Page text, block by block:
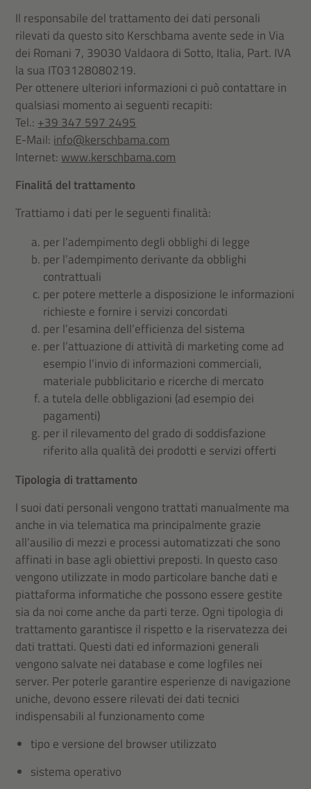
Il responsabile del trattamento dei dati personali
rilevati da questo sito Kerschbama avente sede in Via
dei Romani 7, 39030 Valdaora di Sotto, Italia, Part. IVA
la sua IT03128080219.
Per ottenere ulteriori informazioni ci può contattare in
qualsiasi momento ai seguenti recapiti:
Tel.: +39 347 597 2495
E-Mail: info@kerschbama.com
Internet: www.kerschbama.com
Finalitá del trattamento
Trattiamo i dati per le seguenti finalità:
per l’adempimento degli obblighi di legge
per l’adempimento derivante da obblighi
contrattuali
per potere metterle a disposizione le informazioni
richieste e fornire i servizi concordati
per l’esamina dell’efficienza del sistema
per l’attuazione di attività di marketing come ad
esempio l’invio di informazioni commerciali,
materiale pubblicitario e ricerche di mercato
a tutela delle obbligazioni (ad esempio dei
pagamenti)
per il rilevamento del grado di soddisfazione
riferito alla qualità dei prodotti e servizi offerti
Tipologia di trattamento
I suoi dati personali vengono trattati manualmente ma
anche in via telematica ma principalmente grazie
all’ausilio di mezzi e processi automatizzati che sono
affinati in base agli obiettivi preposti. In questo caso
vengono utilizzate in modo particolare banche dati e
piattaforma informatiche che possono essere gestite
sia da noi come anche da parti terze. Ogni tipologia di
trattamento garantisce il rispetto e la riservatezza dei
dati trattati. Questi dati ed informazioni generali
vengono salvate nei database e come logfiles nei
server. Per poterle garantire esperienze di navigazione
uniche, devono essere rilevati dei dati tecnici
indispensabili al funzionamento come
tipo e versione del browser utilizzato
sistema operativo